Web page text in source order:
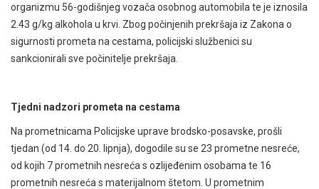
organizmu 56-godišnjeg vozača osobnog automobila te je iznosila
2.43 g/kg alkohola u krvi. Zbog počinjenih prekršaja iz Zakona o
sigurnosti prometa na cestama, policijski službenici su
sankcionirali sve počinitelje prekršaja.
Tjedni nadzori prometa na cestama
Na prometnicama Policijske uprave brodsko-posavske, prošli
tjedan (od 14. do 20. lipnja), dogodile su se 23 prometne nesreće,
od kojih 7 prometnih nesreća s ozlijeđenim osobama te 16
prometnih nesreća s materijalnom štetom. U prometnim